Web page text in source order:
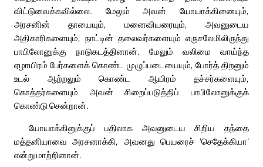
விட்டுவைக்கவில்லை. மேலும் அவன் யோயாக்கினையும்,
அரசனின் தாயையும், மனைவியரையும், அவனுடைய
அதிகாரிகளையும், நாட்டின் தலைவர்களையும் எருசலேமிலிருந்து
பாபிலோனுக்கு நாடுகடத்தினான். மேலும் வலிமை வாய்ந்த
ஏழாயிரம் பேர்களைக் கொண்ட முழுப்படையையும், போர்த் திறனும்
உடல் ஆற்றலும் கொண்ட ஆயிரம் தச்சர்களையும்,
கொத்தர்களையும் அவன் சிறைப்படுத்திப் பாபிலோனுக்குக்
கொண்டு சென்றான்.
யோயாக்கினுக்குப் பதிலாக அவனுடைய சிறிய தந்தை
மத்தனியாவை அரசனாக்கி, அவனது பெயரைச் ‘செதேக்கியா’
என்று மாற்றினான்.